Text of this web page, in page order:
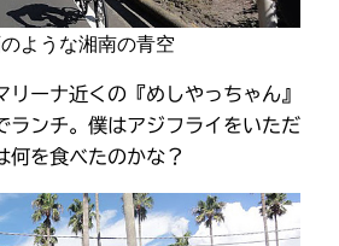
ような湘南の青空
リーナ近くの『めしやっちゃん』
ランチ。僕はアジフライをいただ
何を食べたのかな？